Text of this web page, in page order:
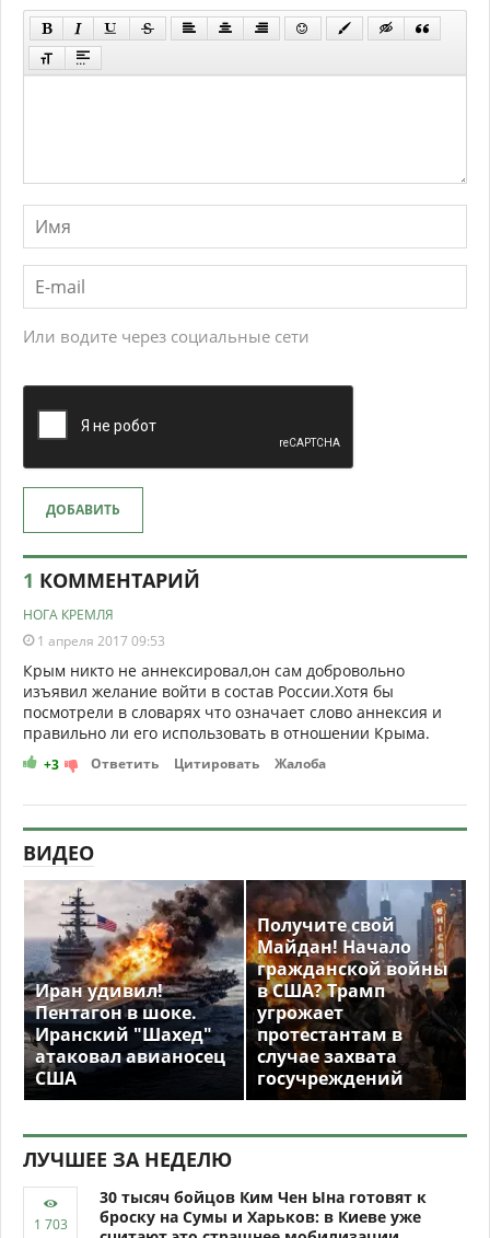
Или водите через социальные сети
ДОБАВИТЬ
1 КОММЕНТАРИЙ
НОГА КРЕМЛЯ
1 апреля 2017 09:53
Крым никто не аннексировал,он сам добровольно
изъявил желание войти в состав России.Хотя бы
посмотрели в словарях что означает слово аннексия и
правильно ли его использовать в отношении Крыма.
+3 Ответить Цитировать Жалоба
ВИДЕО
Иран удивил!
Пентагон в шоке.
Иранский "Шахед"
атаковал авианосец
США
Получите свой
Майдан! Начало
гражданской войны
в США? Трамп
угрожает
протестантам в
случае захвата
госучреждений
ЛУЧШЕЕ ЗА НЕДЕЛЮ
30 тысяч бойцов Ким Чен Ына готовят к
броску на Сумы и Харьков: в Киеве уже